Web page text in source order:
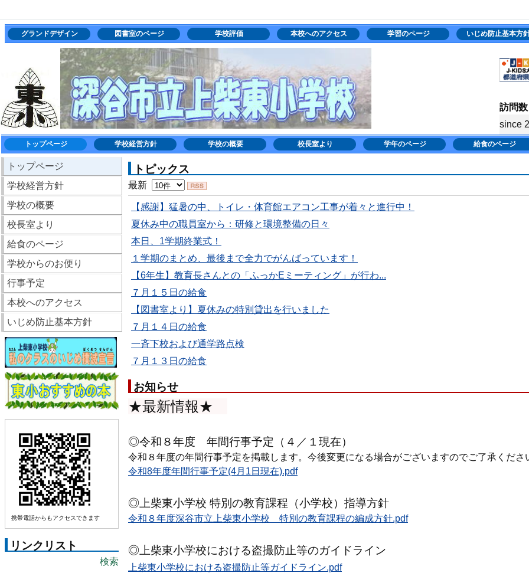
グランドデザイン 図書室のページ 学校評価 本校へのアクセス 学習のページ いじめ防止基本方
訪問数
since
トップページ 学校経営方針 学校の概要 校長室より 学年のページ 給食のページ
トップページ
学校経営方針
学校の概要
校長室より
給食のページ
学校からのお便り
行事予定
本校へのアクセス
いじめ防止基本方針
携帯電話からもアクセスできます
リンクリスト
検索
トピックス
最新
【感謝】猛暑の中、トイレ・体育館エアコン工事が着々と進行中！
夏休み中の職員室から：研修と環境整備の日々
本日、1学期終業式！
１学期のまとめ、最後まで全力でがんばっています！
【6年生】教育長さんとの「ふっかEミーティング」が行わ...
７月１５日の給食
【図書室より】夏休みの特別貸出を行いました
７月１４日の給食
一斉下校および通学路点検
７月１３日の給食
お知らせ
★最新情報★
◎令和８年度 年間行事予定（４／１現在）
令和８年度の年間行事予定を掲載します。今後変更になる場合がございますのでご了承くださ
令和8年度年間行事予定(4月1日現在).pdf
◎上柴東小学校 特別の教育課程（小学校）指導方針
令和８年度深谷市立上柴東小学校 特別の教育課程の編成方針.pdf
◎上柴東小学校における盗撮防止等のガイドライン
上柴東小学校における盗撮防止等ガイドライン.pdf